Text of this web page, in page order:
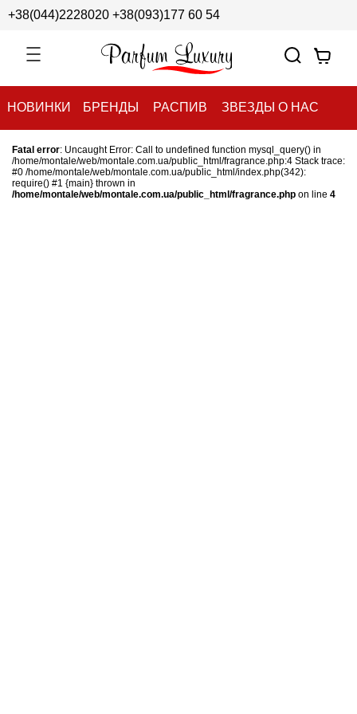
+38(044)2228020 +38(093)177 60 54
НОВИНКИ БРЕНДЫ РАСПИВ ЗВЕЗДЫ О НАС
Fatal error: Uncaught Error: Call to undefined function mysql_query() in
/home/montale/web/montale.com.ua/public_html/fragrance.php:4 Stack trace:
#0 /home/montale/web/montale.com.ua/public_html/index.php(342):
require() #1 {main} thrown in
/home/montale/web/montale.com.ua/public_html/fragrance.php on line 4